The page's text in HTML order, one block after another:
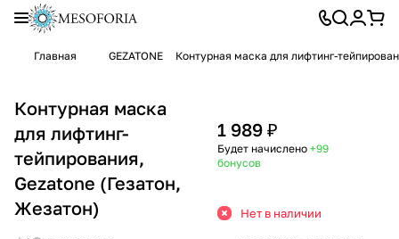
Главная GEZATONE Контурная маска для лифтинг-
Контурная маска
для лифтинг-
тейпирования,
Gezatone (Гезатон,
Жезатон)
1 989 ₽
Будет начислено +99
бонусов
Нет в наличии